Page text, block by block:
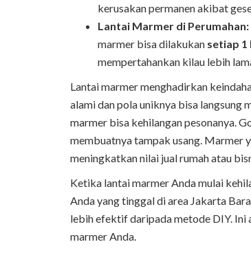
kerusakan permanen akibat
Lantai Marmer di Perumahan:
marmer bisa dilakukan setiap 1
mempertahankan kilau lebih
Lantai marmer menghadirkan
alami dan pola uniknya bisa
marmer bisa kehilangan pesonanya.
membuatnya tampak usang. Marmer
meningkatkan nilai jual rumah atau
Ketika lantai marmer Anda mulai
Anda yang tinggal di area Jakarta
lebih efektif daripada metode DIY. Ini
marmer Anda.